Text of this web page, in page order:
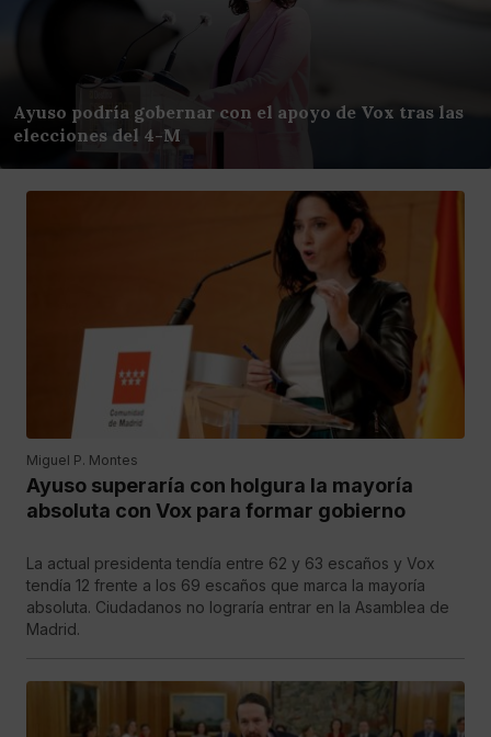
Ayuso podría gobernar con el apoyo de Vox tras las
elecciones del 4-M
Miguel P. Montes
Ayuso superaría con holgura la mayoría
absoluta con Vox para formar gobierno
La actual presidenta tendía entre 62 y 63 escaños y Vox
tendía 12 frente a los 69 escaños que marca la mayoría
absoluta. Ciudadanos no lograría entrar en la Asamblea de
Madrid.